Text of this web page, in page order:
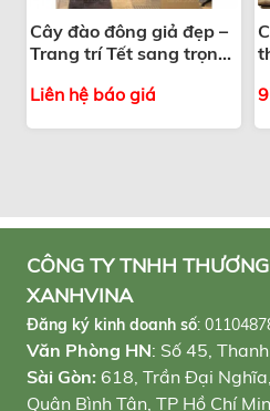
Cây đào đông giả đẹp –
Trang trí Tết sang trọng,
Liên hệ báo giá
CÔNG TY TNHH
XANHVINA
Đăng ký kinh doanh số:
Văn Phòng HN: Số 45,
Sài Gòn: 618, Trần Đại
Quận Bình Tân, TP Hồ Chí